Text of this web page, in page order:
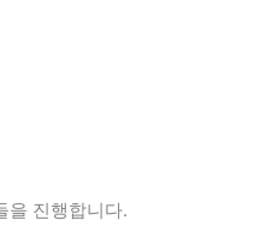
을 진행합니다.